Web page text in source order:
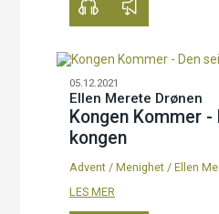
05.12.2021
Ellen Merete Drønen
Kongen Kommer -
kongen
00:00
Advent/ Menighet/ Ellen
LES MER